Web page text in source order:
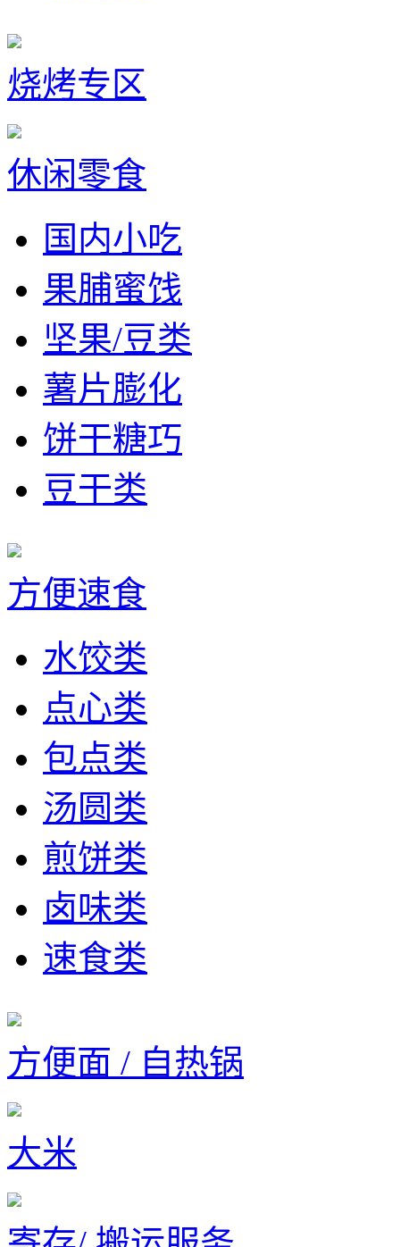
烧烤专区
休闲零食
国内小吃
果脯蜜饯
坚果/豆类
薯片膨化
饼干糖巧
豆干类
方便速食
水饺类
点心类
包点类
汤圆类
煎饼类
卤味类
速食类
方便面 / 自热锅
大米